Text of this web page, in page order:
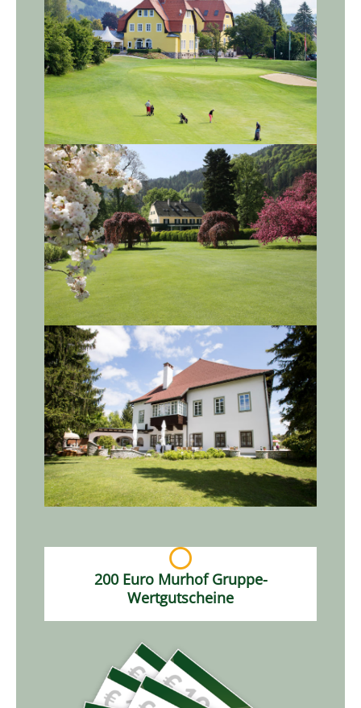
200 Euro Murhof Gruppe-
Wertgutscheine